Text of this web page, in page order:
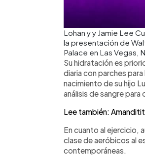
Lohan y y Jamie Lee
la presentación de
Palace en Las Vegas,
Su hidratación es
diaria con parches
nacimiento de su hijo
análisis de sangre
Lee también:
En cuanto al ejercicio,
clase de aeróbicos al
contemporáneas.